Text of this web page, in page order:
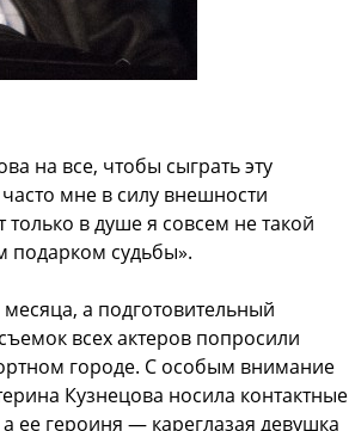
на все, чтобы сыграть эту
мне в силу внешности
в душе я совсем не такой
подарком судьбы».
а подготовительный
всех актеров попросили
городе. С особым внимание
Кузнецова носила контактные
ее героиня — кареглазая девушка